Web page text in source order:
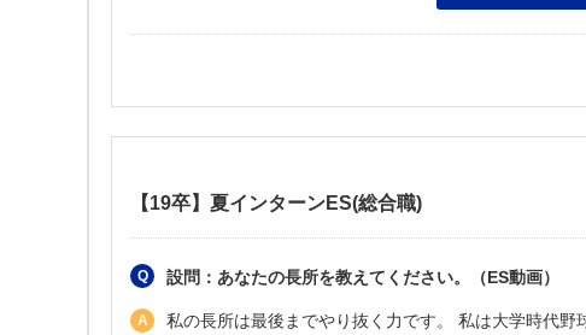
【19卒】夏インターンES(総合職)
設問：あなたの長所を教えてください。（ES動画）
私の長所は最後までやり抜く力です。 私は大学時代